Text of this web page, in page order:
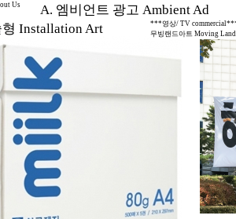
Us
A. 엠비언트 광고 Ambient Ad
Installation Art
***영상/ TV
무빙랜드아트 Moving